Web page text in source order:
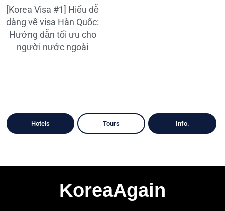
[Korea Visa #1] Hiểu dễ
dàng về visa Hàn Quốc:
Hướng dẫn tối ưu cho
người nước ngoài
Hotels Tours Info.
KoreaAgain